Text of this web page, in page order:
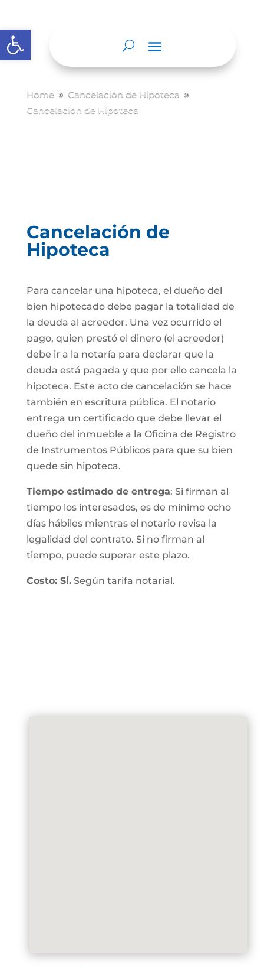
Abrir barra de herramientas
Home 9 Cancelación de Hipoteca 9
Cancelación de Hipoteca
Cancelación de
Hipoteca
Para cancelar una hipoteca, el dueño del
bien hipotecado debe pagar la totalidad de
la deuda al acreedor. Una vez ocurrido el
pago, quien prestó el dinero (el acreedor)
debe ir a la notaría para declarar que la
deuda está pagada y que por ello cancela la
hipoteca. Este acto de cancelación se hace
también en escritura pública. El notario
entrega un certificado que debe llevar el
dueño del inmueble a la Oficina de Registro
de Instrumentos Públicos para que su bien
quede sin hipoteca.
Tiempo estimado de entrega: Si firman al
tiempo los interesados, es de mínimo ocho
días hábiles mientras el notario revisa la
legalidad del contrato. Si no firman al
tiempo, puede superar este plazo.
Costo: SÍ.Según tarifa notarial.